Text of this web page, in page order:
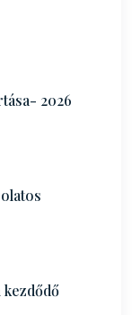
2026